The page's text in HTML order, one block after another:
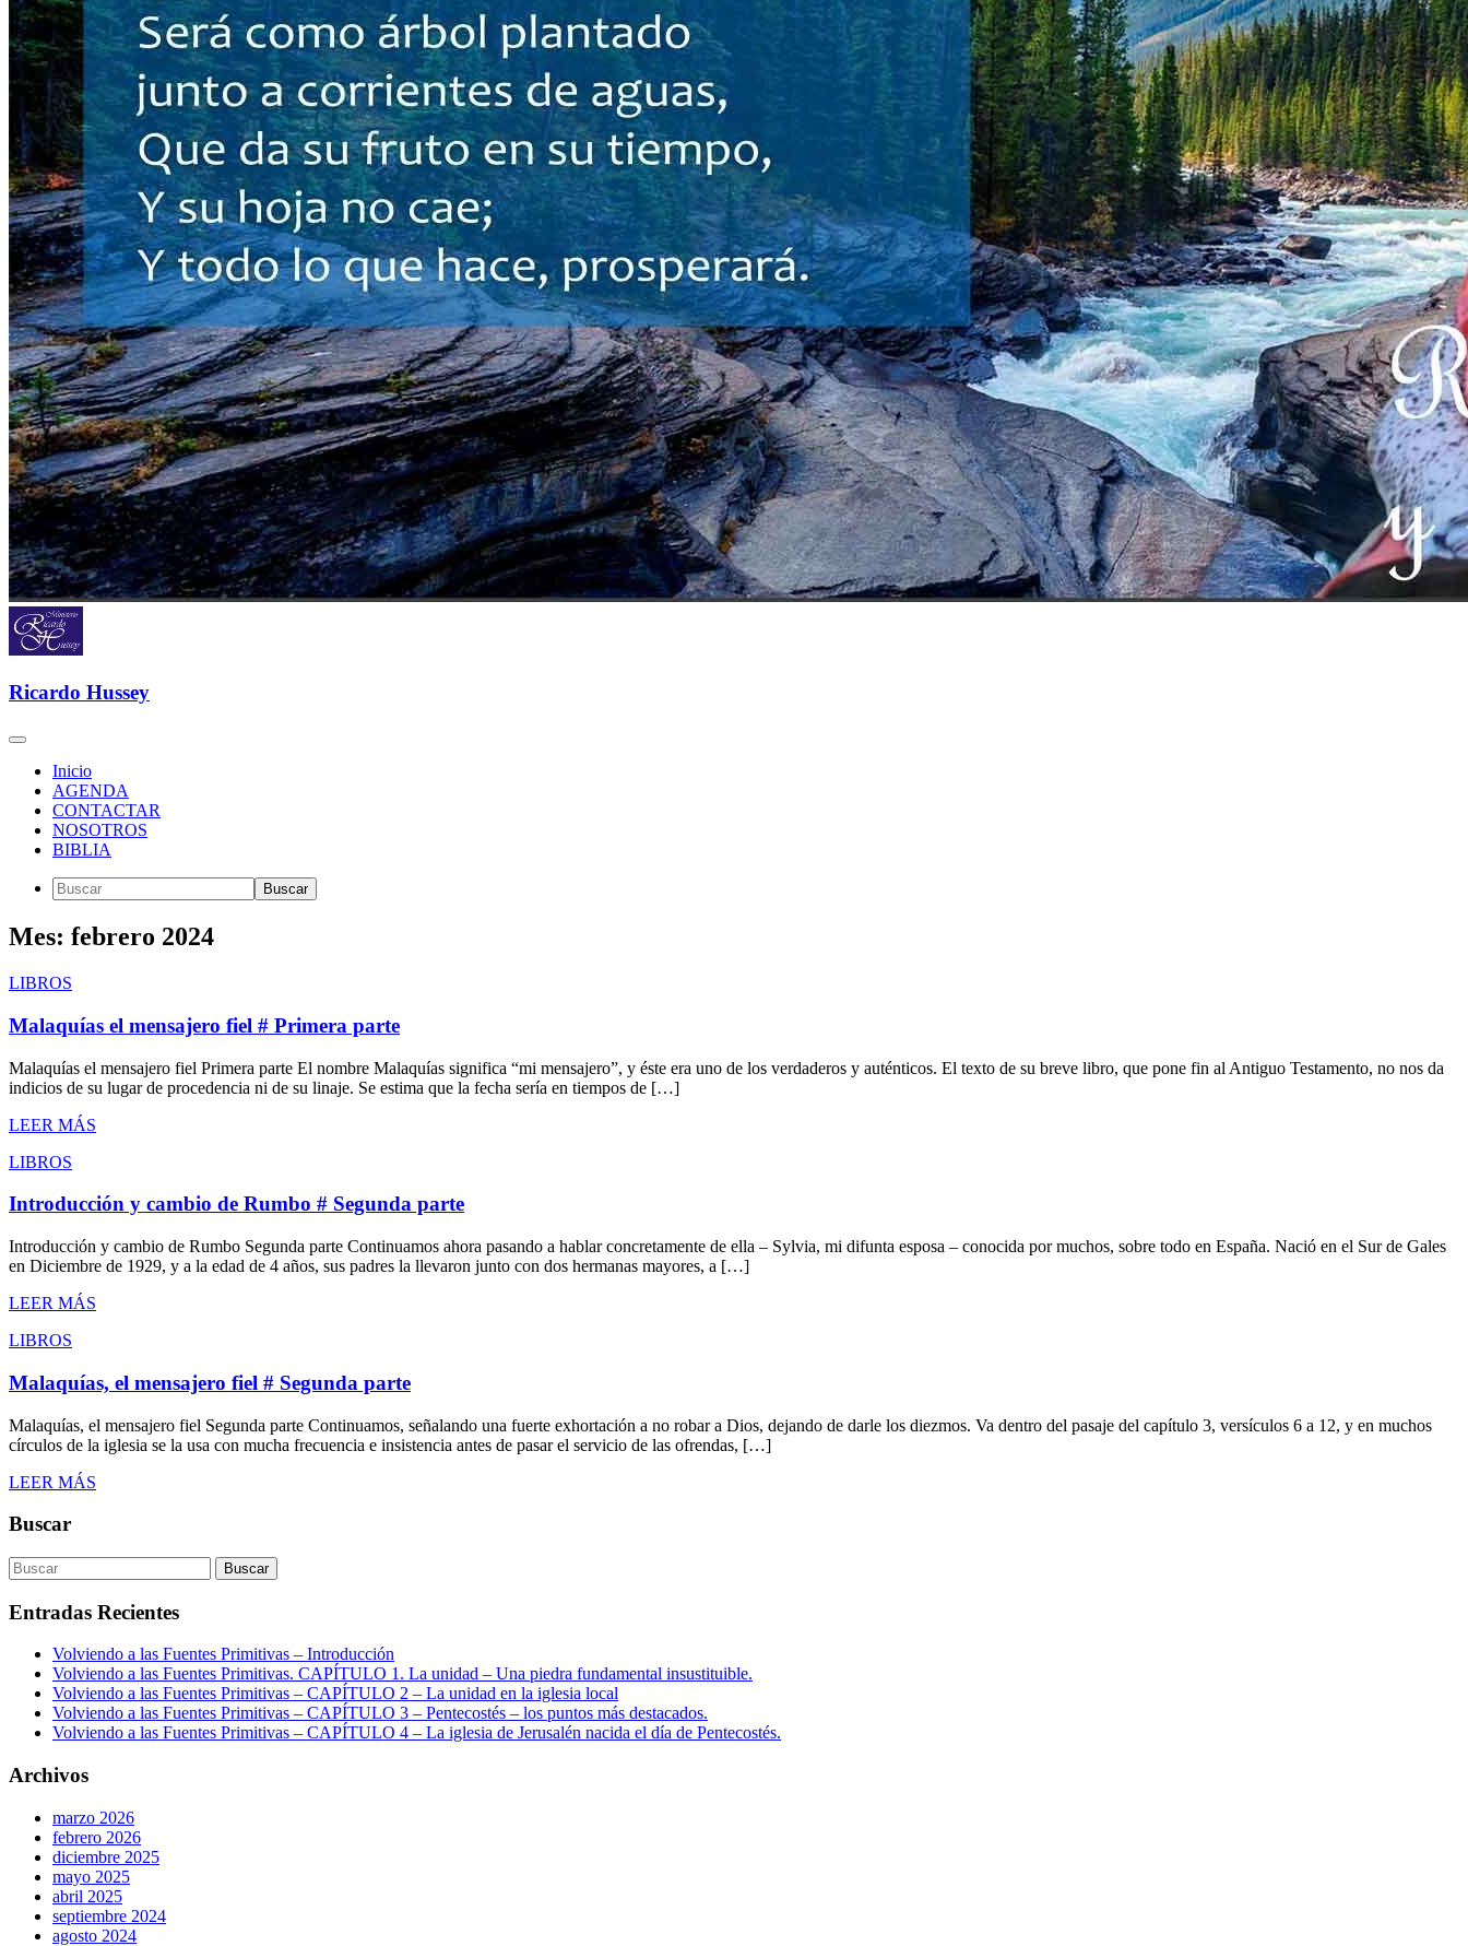
Ricardo Hussey
Inicio
AGENDA
CONTACTAR
NOSOTROS
BIBLIA
Mes: febrero 2024
LIBROS
Malaquías el mensajero fiel # Primera parte
Malaquías el mensajero fiel Primera parte El nombre Malaquías significa “mi mensajero”, y éste era uno de los verdaderos y auténticos. El texto de su breve libro, que pone fin al Antiguo Testamento, no nos da
indicios de su lugar de procedencia ni de su linaje. Se estima que la fecha sería en tiempos de […]
LEER MÁS
LIBROS
Introducción y cambio de Rumbo # Segunda parte
Introducción y cambio de Rumbo Segunda parte Continuamos ahora pasando a hablar concretamente de ella – Sylvia, mi difunta esposa – conocida por muchos, sobre todo en España. Nació en el Sur de Gales
en Diciembre de 1929, y a la edad de 4 años, sus padres la llevaron junto con dos hermanas mayores, a […]
LEER MÁS
LIBROS
Malaquías, el mensajero fiel # Segunda parte
Malaquías, el mensajero fiel Segunda parte Continuamos, señalando una fuerte exhortación a no robar a Dios, dejando de darle los diezmos. Va dentro del pasaje del capítulo 3, versículos 6 a 12, y en muchos
círculos de la iglesia se la usa con mucha frecuencia e insistencia antes de pasar el servicio de las ofrendas, […]
LEER MÁS
Buscar
Entradas Recientes
Volviendo a las Fuentes Primitivas – Introducción
Volviendo a las Fuentes Primitivas. CAPÍTULO 1. La unidad – Una piedra fundamental insustituible.
Volviendo a las Fuentes Primitivas – CAPÍTULO 2 – La unidad en la iglesia local
Volviendo a las Fuentes Primitivas – CAPÍTULO 3 – Pentecostés – los puntos más destacados.
Volviendo a las Fuentes Primitivas – CAPÍTULO 4 – La iglesia de Jerusalén nacida el día de Pentecostés.
Archivos
marzo 2026
febrero 2026
diciembre 2025
mayo 2025
abril 2025
septiembre 2024
agosto 2024